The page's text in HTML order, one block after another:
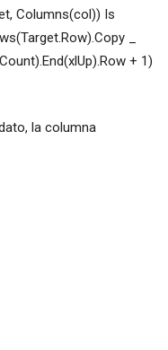
Columns(col)) Is
_
+ 1)
la columna